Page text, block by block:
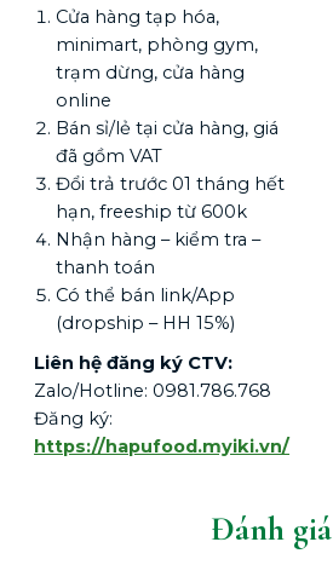
Cửa hàng tạp hóa,
minimart, phòng gym,
trạm dừng, cửa hàng
online
Bán sỉ/lẻ tại cửa hàng, giá
đã gồm VAT
Đổi trả trước 01 tháng hết
hạn, freeship từ 600k
Nhận hàng – kiểm tra –
thanh toán
Có thể bán link/App
(dropship – HH 15%)
Liên hệ đăng ký CTV:
Zalo/Hotline: 0981.786.768
Đăng ký:
https://hapufood.myiki.vn/
Đánh giá